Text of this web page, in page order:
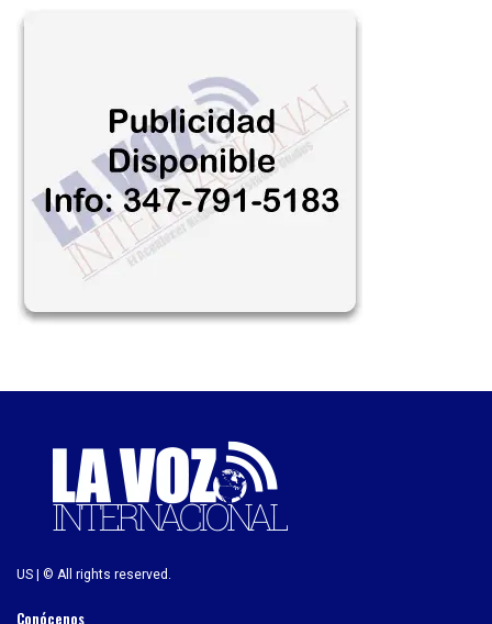
US | © All rights reserved.
Conócenos